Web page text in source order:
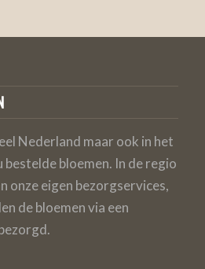
Nederland maar ook in het
bestelde bloemen. In de regio
onze eigen bezorgservices,
de bloemen via een